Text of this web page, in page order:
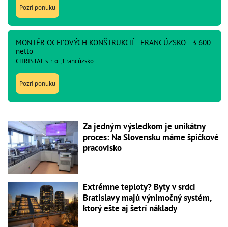
Pozri ponuku
MONTÉR OCEĽOVÝCH KONŠTRUKCIÍ - FRANCÚZSKO - 3 600
netto
CHRISTAL s. r. o., Francúzsko
Pozri ponuku
Za jedným výsledkom je unikátny
proces: Na Slovensku máme špičkové
pracovisko
Extrémne teploty? Byty v srdci
Bratislavy majú výnimočný systém,
ktorý ešte aj šetrí náklady